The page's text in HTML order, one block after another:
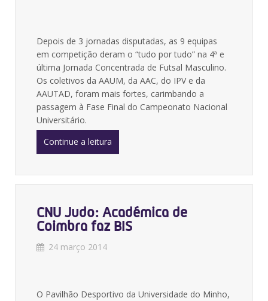
Depois de 3 jornadas disputadas, as 9 equipas
em competição deram o “tudo por tudo” na 4ª e
última Jornada Concentrada de Futsal Masculino.
Os coletivos da AAUM, da AAC, do IPV e da
AAUTAD, foram mais fortes, carimbando a
passagem à Fase Final do Campeonato Nacional
Universitário.
Continue a leitura
CNU Judo: Académica de
Coimbra faz BIS
24 março 2014
O Pavilhão Desportivo da Universidade do Minho,